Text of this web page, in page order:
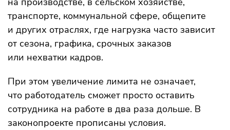
транспорте, коммунальной сфере, общепите
и других отраслях, где нагрузка часто зависит
от сезона, графика, срочных заказов
или нехватки кадров.
При этом увеличение лимита не означает,
что работодатель сможет просто оставить
сотрудника на работе в два раза дольше. В
законопроекте прописаны условия.